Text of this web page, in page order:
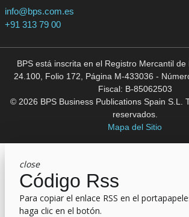
info@bps.com.es
+91 313 79 00
BPS está inscrita en el Registro Mercantil de
24.100, Folio 172, Página M-433036 -
Fiscal: B-85062503
© 2026 BPS Business Publications Spain S.L.
reservados.
Mapa del Sitio
close
Código Rss
Para copiar el enlace RSS en el
haga clic en el botón.